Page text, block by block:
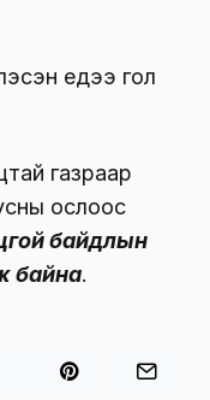
үедээ гол
газраар
ослоос
байдлын
байна.